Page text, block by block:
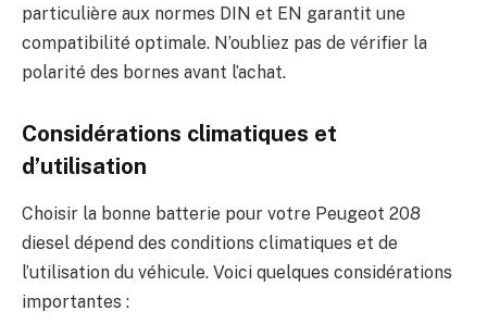
particulière aux normes DIN et EN garantit une
compatibilité optimale. N’oubliez pas de vérifier la
polarité des bornes avant l’achat.
Considérations climatiques et
d’utilisation
Choisir la bonne batterie pour votre Peugeot 208
diesel dépend des conditions climatiques et de
l’utilisation du véhicule. Voici quelques considérations
importantes :